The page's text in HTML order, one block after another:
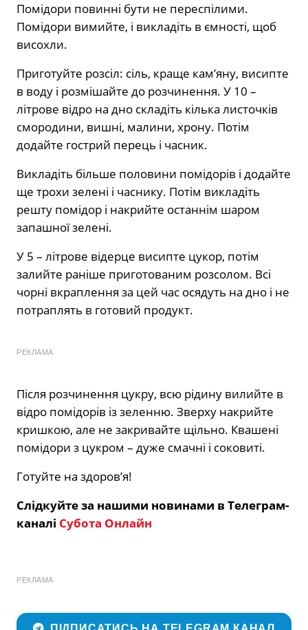
Помідори повинні бути не переспілими.
Помідори вимийте, і викладіть в ємності, щоб
висохли.
Приготуйте розсіл: сіль, краще кам’яну, висипте
в воду і розмішайте до розчинення. У 10 –
літрове відро на дно складіть кілька листочків
смородини, вишні, малини, хрону. Потім
додайте гострий перець і часник.
Викладіть більше половини помідорів і додайте
ще трохи зелені і часнику. Потім викладіть
решту помідор і накрийте останнім шаром
запашної зелені.
У 5 – літрове відерце висипте цукор, потім
залийте раніше приготованим розсолом. Всі
чорні вкраплення за цей час осядуть на дно і не
потраплять в готовий продукт.
РЕКЛАМА
Після розчинення цукру, всю рідину вилийте в
відро помідорів із зеленню. Зверху накрийте
кришкою, але не закривайте щільно. Квашені
помідори з цукром – дуже смачні і соковиті.
Готуйте на здоров’я!
Слідкуйте за нашими новинами в Телеграм-
каналі Субота Онлайн
РЕКЛАМА